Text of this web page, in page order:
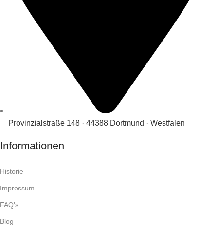
Provinzialstraße 148 · 44388 Dortmund · Westfalen
Informationen
Historie
Impressum
FAQ's
Blog